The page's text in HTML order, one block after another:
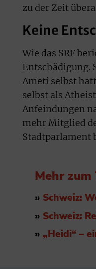
zu der Zeit
Keine
Wie das SRF
Entschädigung.
Ameti selbst
selbst als
Anfeindungen
mehr Mitglied
Stadtparlament
Mehr zum
» Schweiz:
» Schweiz:
» „Heidi“ –